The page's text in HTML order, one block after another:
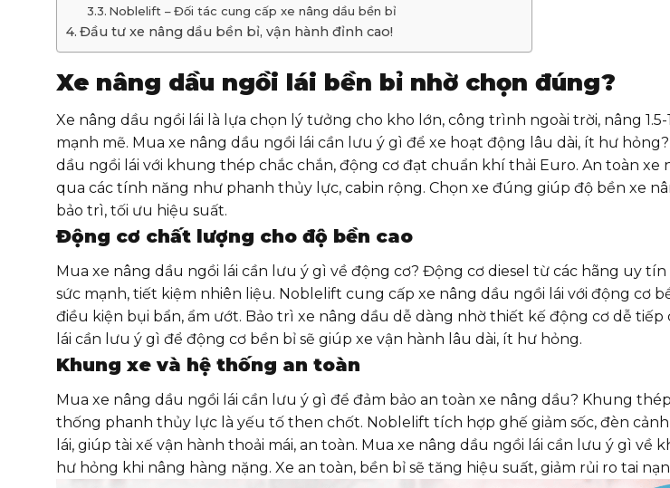
Noblelift – Đối tác cung cấp xe nâng dầu bền bỉ
Đầu tư xe nâng dầu bền bỉ, vận hành đỉnh cao!
Xe nâng dầu ngồi lái bền bỉ nhờ chọn đúng?
Xe nâng dầu ngồi lái là lựa chọn lý tưởng cho kho lớn, công trình ngoài trời, nâng 1.5-
mạnh mẽ. Mua xe nâng dầu ngồi lái cần lưu ý gì để xe hoạt động lâu dài, ít hư
dầu ngồi lái với khung thép chắc chắn, động cơ đạt chuẩn khí thải Euro. An toàn xe
qua các tính năng như phanh thủy lực, cabin rộng. Chọn xe đúng giúp độ bền xe
bảo trì, tối ưu hiệu suất.
Động cơ chất lượng cho độ bền cao
Mua xe nâng dầu ngồi lái cần lưu ý gì về động cơ? Động cơ diesel từ các hãng uy tín
sức mạnh, tiết kiệm nhiên liệu. Noblelift cung cấp xe nâng dầu ngồi lái với động cơ
điều kiện bụi bẩn, ẩm ướt. Bảo trì xe nâng dầu dễ dàng nhờ thiết kế động cơ dễ tiếp
lái cần lưu ý gì để động cơ bền bỉ sẽ giúp xe vận hành lâu dài, ít hư hỏng.
Khung xe và hệ thống an toàn
Mua xe nâng dầu ngồi lái cần lưu ý gì để đảm bảo an toàn xe nâng dầu? Khung
thống phanh thủy lực là yếu tố then chốt. Noblelift tích hợp ghế giảm sốc, đèn
lái, giúp tài xế vận hành thoải mái, an toàn. Mua xe nâng dầu ngồi lái cần lưu ý gì về
hư hỏng khi nâng hàng nặng. Xe an toàn, bền bỉ sẽ tăng hiệu suất, giảm rủi ro tai